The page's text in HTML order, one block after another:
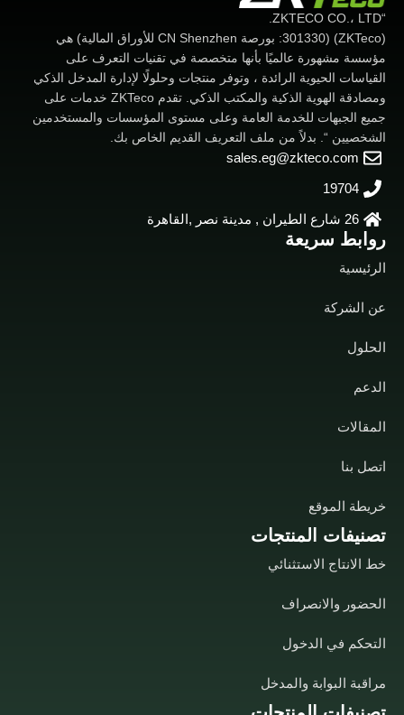
تصنيفات المنتجات
خط الانتاج الاستثنائي
الحضور والانصراف
التحكم في الدخول
مراقبة البوابة والمدخل
روابط سريعة
الرئيسية
عن الشركة
الحلول
الدعم
المقالات
اتصل بنا
خريطة الموقع
“ZKTECO CO.، LTD.
(ZKTeco) (301330: بورصة CN Shenzhen للأوراق المالية) هي
مؤسسة مشهورة عالميًا بأنها متخصصة في تقنيات التعرف على
القياسات الحيوية الرائدة ، وتوفر منتجات وحلولًا لإدارة المدخل الذكي
ومصادقة الهوية الذكية والمكتب الذكي. تقدم ZKTeco خدمات على
جميع الجبهات للخدمة العامة وعلى مستوى المؤسسات والمستخدمين
الشخصيين “. بدلاً من ملف التعريف القديم الخاص بك.
sales.eg@zkteco.com
19704
26 شارع الطيران , مدينة نصر ,القاهرة